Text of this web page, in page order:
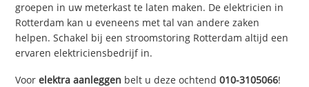
groepen in uw meterkast te laten maken. De elektricien in
Rotterdam kan u eveneens met tal van andere zaken
helpen. Schakel bij een stroomstoring Rotterdam altijd een
ervaren elektriciensbedrijf in.
Voorelektra aanleggen belt u deze ochtend010-3105066!